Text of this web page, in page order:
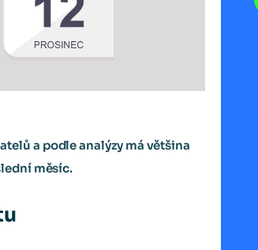
a podle analýzy má většina
měsíc.